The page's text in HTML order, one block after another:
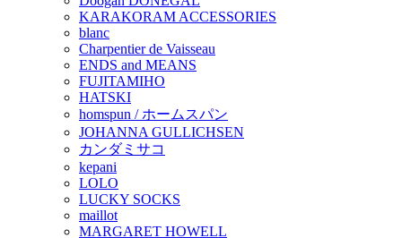
KARAKORAM ACCESSORIES
blanc
Charpentier de Vaisseau
ENDS and MEANS
FUJITAMIHO
HATSKI
homspun / ホームスパン
JOHANNA GULLICHSEN
カンダミサコ
kepani
LOLO
LUCKY SOCKS
maillot
MARGARET HOWELL